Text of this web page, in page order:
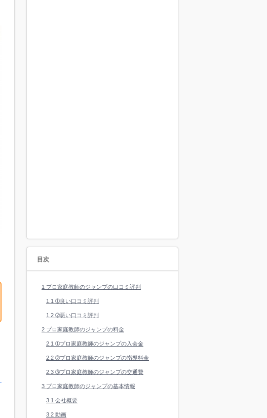
目次
1 プロ家庭教師のジャンプの口コミ評判
1.1 ➀良い口コミ評判
1.2 ➁悪い口コミ評判
2 プロ家庭教師のジャンプの料金
2.1 ➀プロ家庭教師のジャンプの入会金
2.2 ➁プロ家庭教師のジャンプの指導料金
2.3 ➂プロ家庭教師のジャンプの交通費
3 プロ家庭教師のジャンプの基本情報
3.1 会社概要
3.2 動画